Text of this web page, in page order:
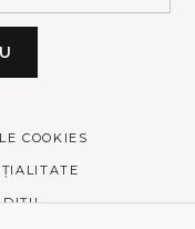
COOKIES